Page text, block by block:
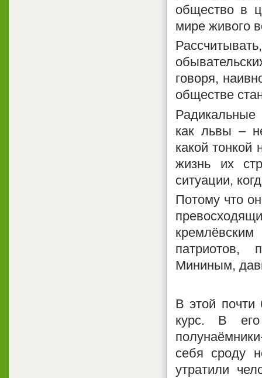
общество в
мире живого
говоря,
обществе
как львы –
какой тонкой
жизнь их
ситуации,
Потому что
патриотов,
Мининым,
В этой почти
курс. В его
себя сроду
утратили